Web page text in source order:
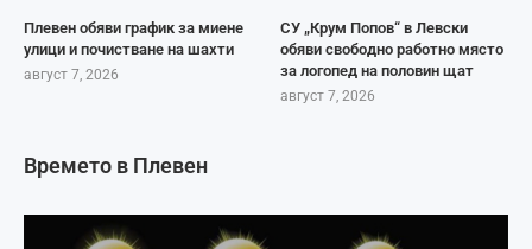
Плевен обяви график за миене
улици и почистване на шахти
август 7, 2026
СУ „Крум Попов“ в Левски
обяви свободно работно място
за логопед на половин щат
август 7, 2026
Времето в Плевен